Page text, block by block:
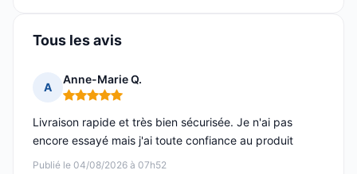
Tous les avis
A
Anne-Marie Q.
Note : 5 sur 5
Publié le 04/08/2026 à 07h52
Livraison rapide et très bien sécurisée. Je n'ai pas
encore essayé mais j'ai toute confiance au produit